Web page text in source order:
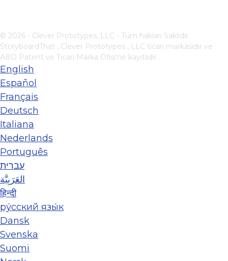
© 2026 - Clever Prototypes, LLC - Tüm hakları Saklıdır.
StoryboardThat , Clever Prototypes , LLC ticari markasıdır ve
ABD Patent ve Ticari Marka Ofisi'ne kayıtlıdır.
English
Español
Français
Deutsch
Italiana
Nederlands
Português
עברית
العَرَبِيَّة
हिन्दी
ру́сский язы́к
Dansk
Svenska
Suomi